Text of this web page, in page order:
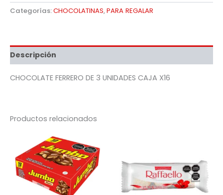
Categorías:CHOCOLATINAS,PARA REGALAR
Descripción
CHOCOLATE FERRERO DE 3 UNIDADES CAJA X16
Productos relacionados